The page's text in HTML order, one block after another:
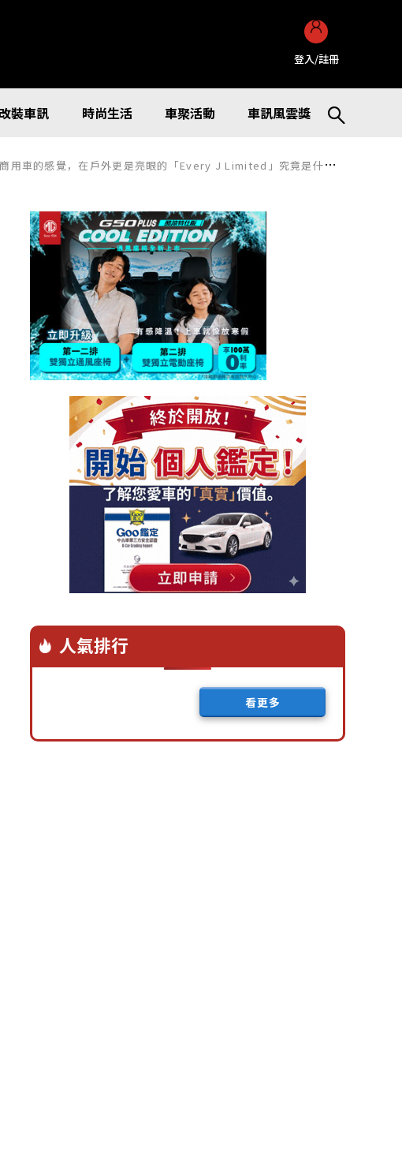
登入/註冊
裝車訊 時尚生活 車聚活動 車訊風雲獎
感覺，在戶外更是亮眼的「Every J Limited」究竟是什麼樣的車款？
人氣排行
看更多